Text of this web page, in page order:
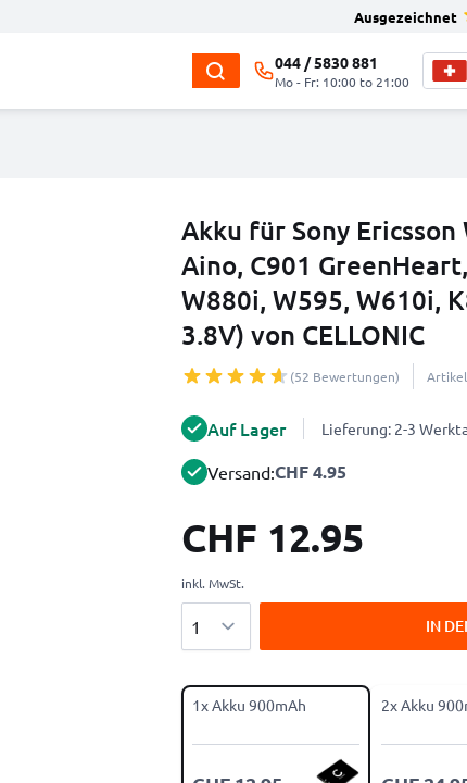
Ausgezeichnet
044 / 5830 881
Mo - Fr: 10:00 to 21:00
Akku für Sony Ericsson
Aino, C901
W880i, W595, W610i,
3.8V) von CELLONIC
(52 Bewertungen)
Auf Lager Lieferung: 2-3
Versand:CHF 4.95
CHF 12.95
inkl. MwSt.
IN
1x Akku 900mAh 2x Akku